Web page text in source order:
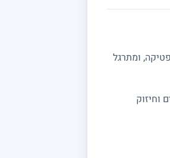
ומתרגל
ניסויים וחיזוק